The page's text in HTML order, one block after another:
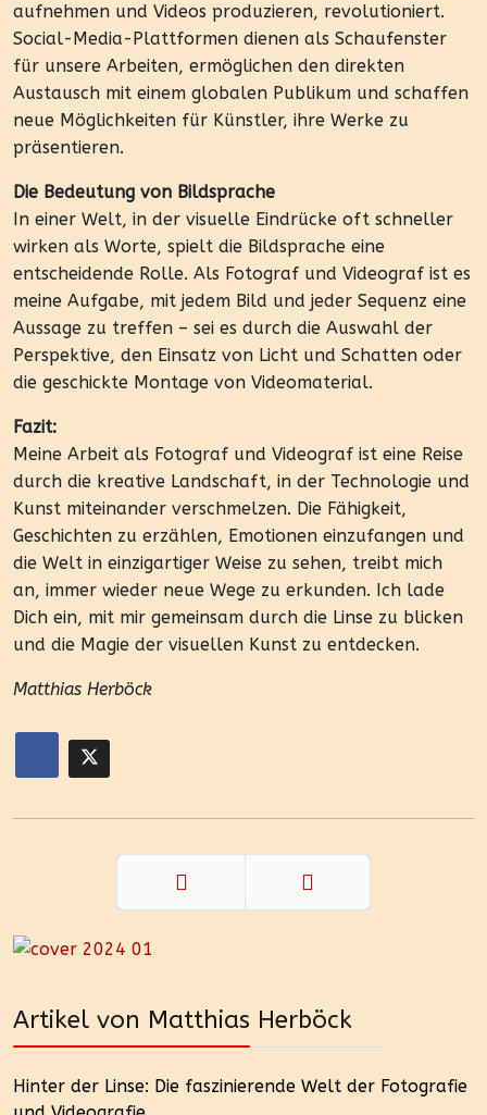
aufnehmen und Videos produzieren, revolutioniert.
Social-Media-Plattformen dienen als Schaufenster
für unsere Arbeiten, ermöglichen den direkten
Austausch mit einem globalen Publikum und schaffen
neue Möglichkeiten für Künstler, ihre Werke zu
präsentieren.
Die Bedeutung von Bildsprache
In einer Welt, in der visuelle Eindrücke oft schneller
wirken als Worte, spielt die Bildsprache eine
entscheidende Rolle. Als Fotograf und Videograf ist es
meine Aufgabe, mit jedem Bild und jeder Sequenz eine
Aussage zu treffen – sei es durch die Auswahl der
Perspektive, den Einsatz von Licht und Schatten oder
die geschickte Montage von Videomaterial.
Fazit:
Meine Arbeit als Fotograf und Videograf ist eine Reise
durch die kreative Landschaft, in der Technologie und
Kunst miteinander verschmelzen. Die Fähigkeit,
Geschichten zu erzählen, Emotionen einzufangen und
die Welt in einzigartiger Weise zu sehen, treibt mich
an, immer wieder neue Wege zu erkunden. Ich lade
Dich ein, mit mir gemeinsam durch die Linse zu blicken
und die Magie der visuellen Kunst zu entdecken.
Matthias Herböck
Artikel von Matthias Herböck
Hinter der Linse: Die faszinierende Welt der Fotografie